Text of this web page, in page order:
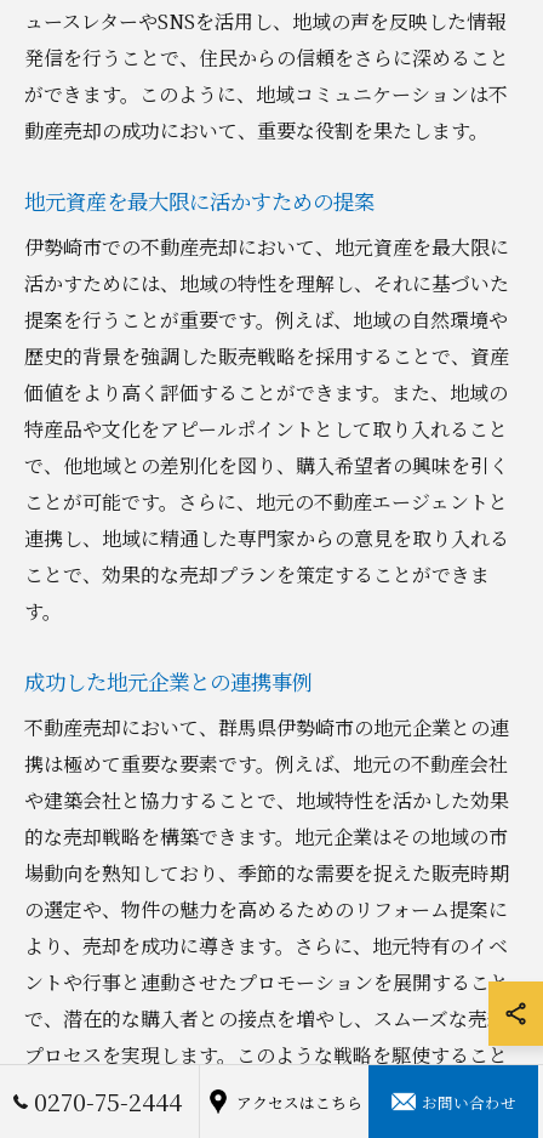
ュースレターやSNSを活用し、地域の声を反映した情報
発信を行うことで、住民からの信頼をさらに深めること
ができます。このように、地域コミュニケーションは不
動産売却の成功において、重要な役割を果たします。
地元資産を最大限に活かすための提案
伊勢崎市での不動産売却において、地元資産を最大限に
活かすためには、地域の特性を理解し、それに基づいた
提案を行うことが重要です。例えば、地域の自然環境や
歴史的背景を強調した販売戦略を採用することで、資産
価値をより高く評価することができます。また、地域の
特産品や文化をアピールポイントとして取り入れること
で、他地域との差別化を図り、購入希望者の興味を引く
ことが可能です。さらに、地元の不動産エージェントと
連携し、地域に精通した専門家からの意見を取り入れる
ことで、効果的な売却プランを策定することができま
す。
成功した地元企業との連携事例
不動産売却において、群馬県伊勢崎市の地元企業との連
携は極めて重要な要素です。例えば、地元の不動産会社
や建築会社と協力することで、地域特性を活かした効果
的な売却戦略を構築できます。地元企業はその地域の市
場動向を熟知しており、季節的な需要を捉えた販売時期
の選定や、物件の魅力を高めるためのリフォーム提案に
より、売却を成功に導きます。さらに、地元特有のイベ
ントや行事と連動させたプロモーションを展開すること
で、潜在的な購入者との接点を増やし、スムーズな売却
プロセスを実現します。このような戦略を駆使すること
で、伊勢崎市における不動産売却は、より高値での成約
0270-75-2444 アクセスはこちら お問い合わせ